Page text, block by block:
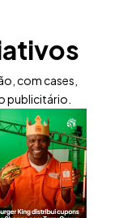
com cases,
publicitário.